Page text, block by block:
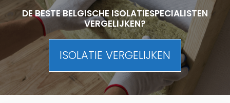
DE BESTE BELGISCHE ISOLATIESPECIALISTEN
VERGELIJKEN?
ISOLATIE VERGELIJKEN